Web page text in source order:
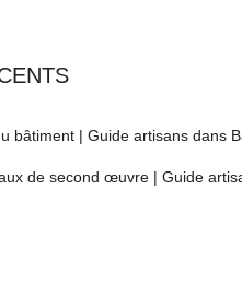
bâtiment | Guide artisans dans
de second œuvre | Guide